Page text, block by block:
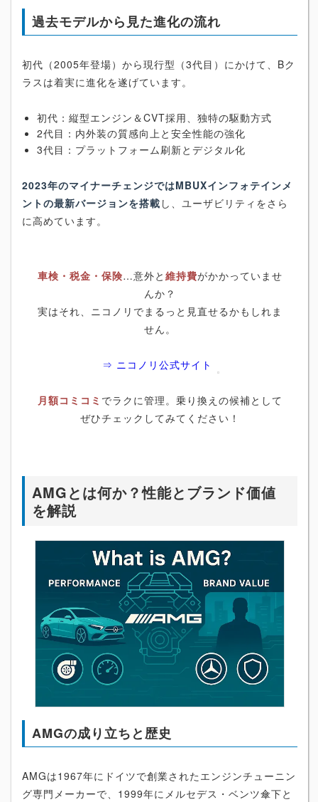
過去モデルから見た進化の流れ
初代（2005年登場）から現行型（3代目）にかけて、Bク
ラスは着実に進化を遂げています。
初代：縦型エンジン＆CVT採用、独特の駆動方式
2代目：内外装の質感向上と安全性能の強化
3代目：プラットフォーム刷新とデジタル化
2023年のマイナーチェンジではMBUXインフォテインメ
ントの最新バージョンを搭載 し、ユーザビリティをさら
に高めています。
車検・税金・保険…意外と 維持費がかかっていませ
んか？
実はそれ、ニコノリでまるっと見直せるかもしれま
せん。
⇒ ニコノリ公式サイト
月額コミコミ でラクに管理。乗り換えの候補として
ぜひチェックしてみてください！
AMGとは何か？性能とブランド価値
を解説
AMGの成り立ちと歴史
AMGは1967年にドイツで創業されたエンジンチューニン
グ専門メーカーで、1999年にメルセデス・ベンツ傘下と